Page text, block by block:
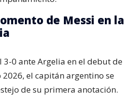
de Messi en la
3-0 ante Argelia en el debut de
el capitán argentino se
de su primera anotación.